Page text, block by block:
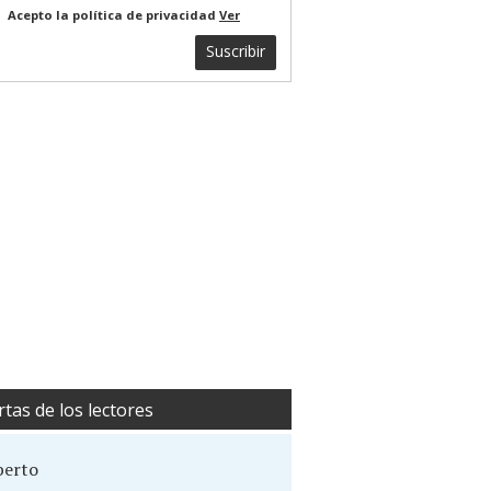
Acepto la política de privacidad Ver
Suscribir
de los lectores